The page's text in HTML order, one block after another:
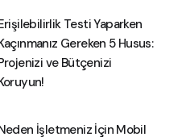
Testi Yaparken
Gereken 5 Husus:
ve Bütçenizi
İşletmeniz İçin Mobil